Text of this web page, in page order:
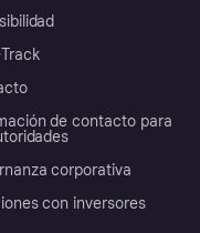
de contacto para
corporativa
con inversores